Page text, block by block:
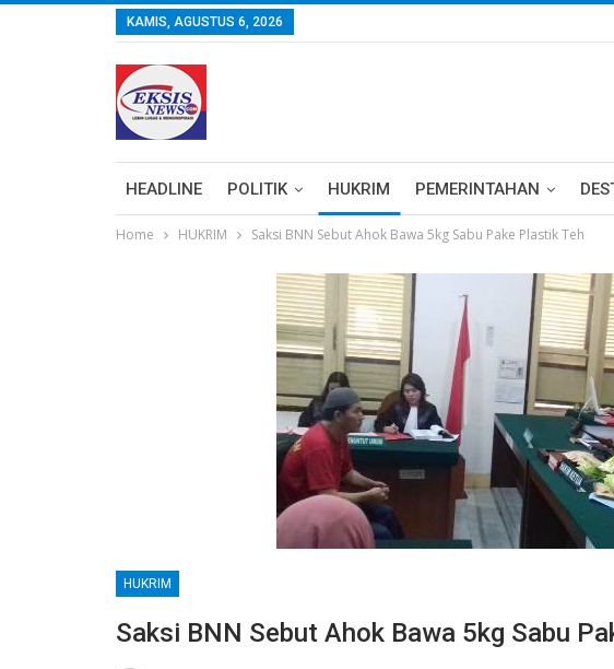
KAMIS, AGUSTUS 6, 2026
HEADLINE POLITIK HUKRIM PEMERINTAHAN
Home HUKRIM Saksi BNN Sebut Ahok Bawa 5kg Sabu Pake Plastik Teh
HUKRIM
Saksi BNN Sebut Ahok Bawa 5kg Sabu